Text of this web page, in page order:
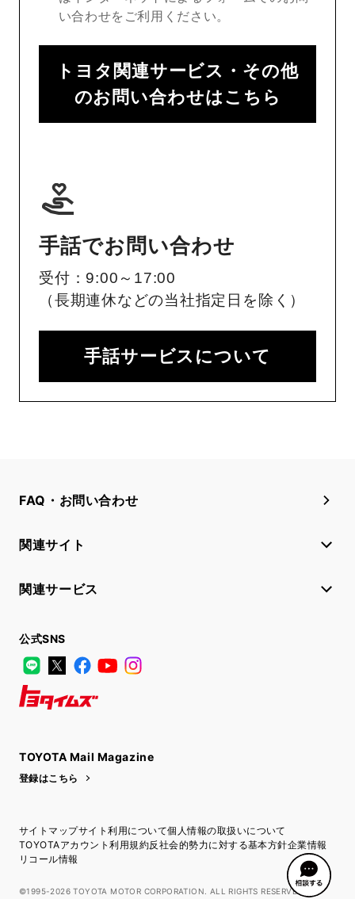
い合わせをご利用ください。
トヨタ関連サービス・その他
のお問い合わせはこちら
手話でお問い合わせ
受付：9:00～17:00
（長期連休などの当社指定日を除く）
手話サービスについて
FAQ・お問い合わせ
関連サイト
関連サービス
公式SNS
LINE
X FacebookYouTube
TOYOTA Mail Magazine
登録はこちら
サイトマップサイト利用について個人情報の取扱いについて
TOYOTAアカウント利用規約反社会的勢力に対する基本方針企業情報
リコール情報
©1995-2026 TOYOTA MOTOR CORPORATION. ALL RIGHTS RESERVED.